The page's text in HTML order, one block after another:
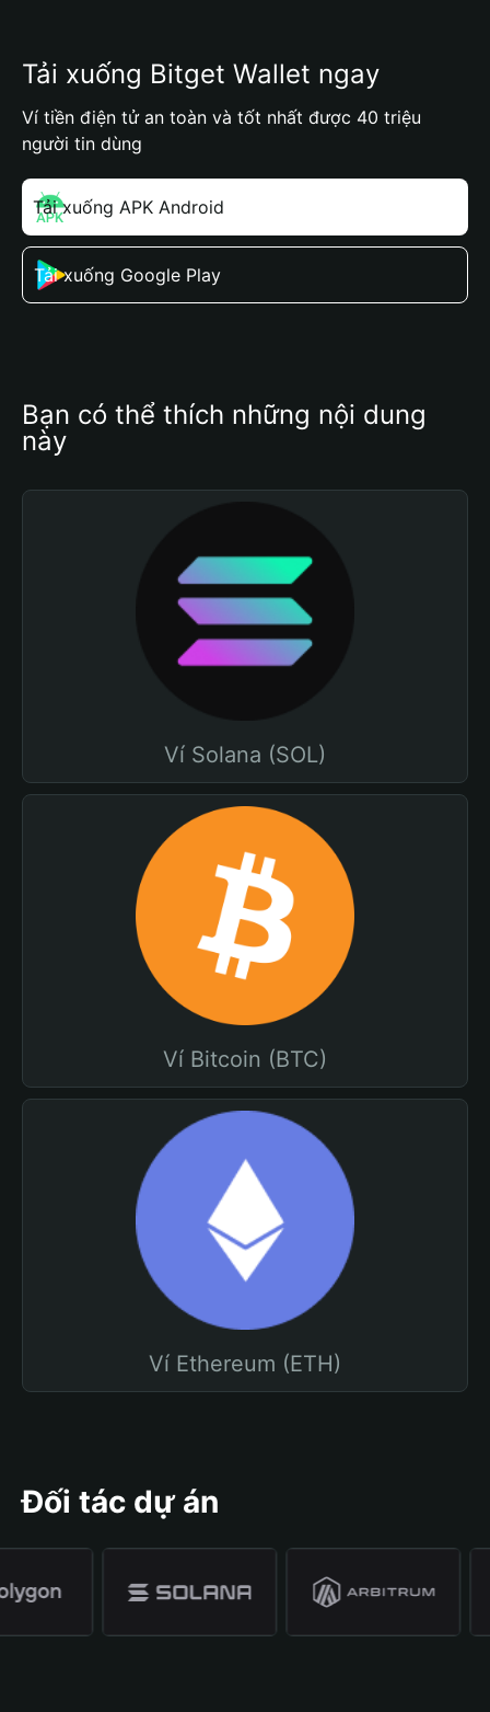
Tải xuống Bitget Wallet ngay
Ví tiền điện tử an toàn và tốt nhất được 40 triệu
người tin dùng
Tải xuống APK Android
Tải xuống Google Play
Bạn có thể thích những nội dung
này
Ví Solana (SOL)
Ví Bitcoin (BTC)
Ví Ethereum (ETH)
Đối tác dự án